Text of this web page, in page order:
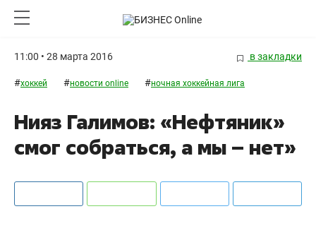
11:00 • 28 марта 2016 в закладки
#хоккей #новости online #ночная хоккейная лига
Нияз Галимов: «Нефтяник»
смог собраться, а мы – нет»